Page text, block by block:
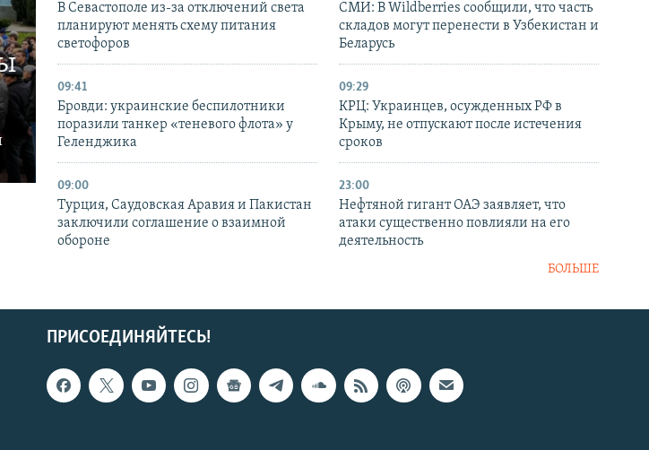
В Севастополе из-за отключений света
планируют менять схему питания
светофоров
СМИ: В Wildberries сообщили, что часть
складов могут перенести в Узбекистан и
Беларусь
09:41
Бровди: украинские беспилотники
поразили танкер «теневого флота» у
Геленджика
09:29
КРЦ: Украинцев, осужденных РФ в
Крыму, не отпускают после истечения
сроков
09:00
Турция, Саудовская Аравия и Пакистан
заключили соглашение о взаимной
обороне
23:00
Нефтяной гигант ОАЭ заявляет, что
атаки существенно повлияли на его
деятельность
БОЛЬШЕ
ПРИСОЕДИНЯЙТЕСЬ!